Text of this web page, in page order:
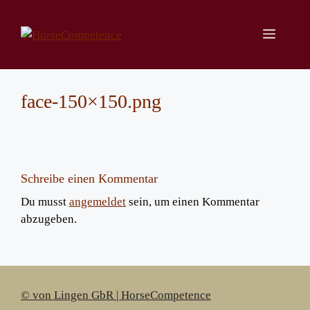
Inhalt
springen
Menü
face-150×150.png
Schreibe einen Kommentar
Du musst angemeldet sein, um einen Kommentar
abzugeben.
© von Lingen GbR | HorseCompetence